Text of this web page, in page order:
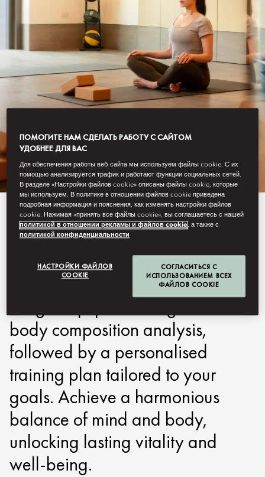
FITNESS
Elevate your fitness journey at the
city’s most exclusive centre,
featuring cutting-edge treadmills,
cross trainers, and a full range of
body composition analysis,
followed by a personalised
training plan tailored to your
goals. Achieve a harmonious
balance of mind and body,
unlocking lasting vitality and
well-being.
ПОМОГИТЕ НАМ СДЕЛАТЬ РАБОТУ С САЙТОМ
УДОБНЕЕ ДЛЯ ВАС
Для обеспечения работы веб-сайта мы используем файлы cookie. С их
помощью анализируется трафик и работают функции социальных сетей.
В разделе «Настройки файлов cookie» описаны файлы cookie, которые
мы используем. В политике в отношении файлов cookie приведена
подробная информация и пояснения, как изменять настройки файлов
cookie. Нажимая «принять все файлы cookie», вы соглашаетесь с нашей
политикой в отношении рекламы и файлов cookie, а также с
политикой конфиденциальности
НАСТРОЙКИ ФАЙЛОВ
COOKIE
СОГЛАСИТЬСЯ С
ИСПОЛЬЗОВАНИЕМ ВСЕХ
ФАЙЛОВ COOKIE